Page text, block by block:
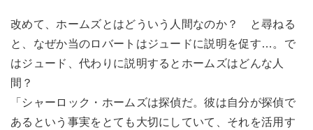
改めて、ホームズとはどういう人間なのか？ と尋ねる
と、なぜか当のロバートはジュードに説明を促す…。で
はジュード、代わりに説明するとホームズはどんな人
間？
「シャーロック・ホームズは探偵だ。彼は自分が探偵で
あるという事実をとても大切にしていて、それを活用す